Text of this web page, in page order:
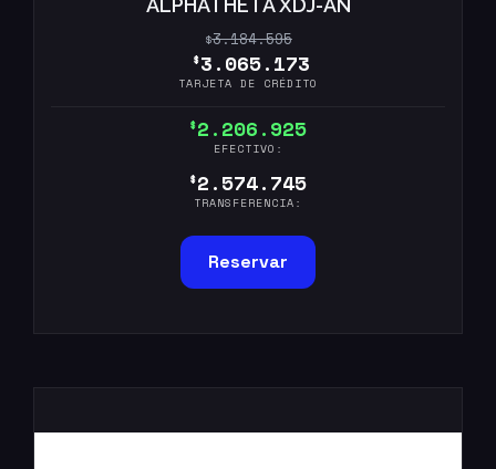
ALPHATHETA XDJ-AN
$3.184.595
$3.065.173
TARJETA DE CRÉDITO
$2.206.925
EFECTIVO:
$2.574.745
TRANSFERENCIA:
Reservar